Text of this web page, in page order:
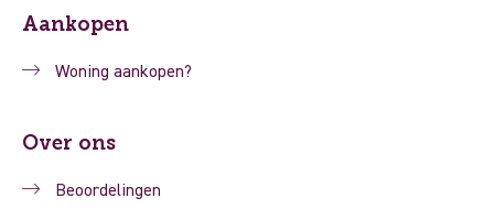
Aankopen
Woning aankopen?
Over ons
Beoordelingen